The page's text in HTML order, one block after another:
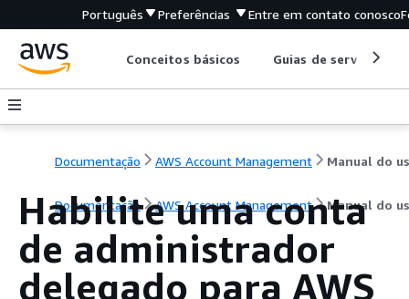
Português Preferências Entre em contato conosco
Conceitos básicos Guias de serviço
Documentação AWS Account Management
Documentação AWS Account Management Manual do
Habilite uma conta
de administrador
delegado para AWS